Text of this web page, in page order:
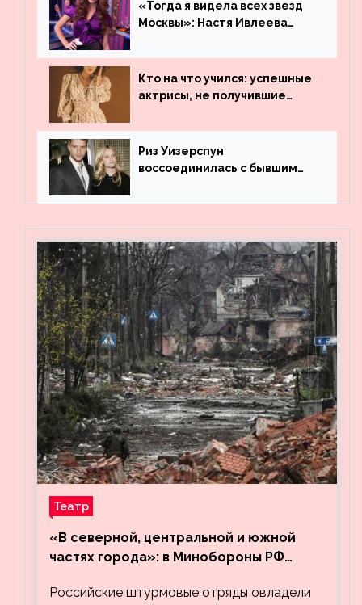
«Тогда я видела всех звезд
Москвы»: Настя Ивлеева
популярности и выложила
архивные фото
Кто на что учился: успешные
актрисы, не получившие
Риз Уизерспун
воссоединилась с бывшим
Театр
«В северной, центральной и южной
частях города»: в Минобороны РФ
кварталов Артёмовска
Российские штурмовые отряды овладели